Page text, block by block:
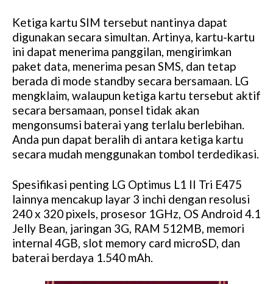
Ketiga kartu SIM tersebut nantinya dapat
digunakan secara simultan. Artinya, kartu-kartu
ini dapat menerima panggilan, mengirimkan
paket data, menerima pesan SMS, dan tetap
berada di mode standby secara bersamaan. LG
mengklaim, walaupun ketiga kartu tersebut aktif
secara bersamaan, ponsel tidak akan
mengonsumsi baterai yang terlalu berlebihan.
Anda pun dapat beralih di antara ketiga kartu
secara mudah menggunakan tombol terdedikasi.
Spesifikasi penting LG Optimus L1 II Tri E475
lainnya mencakup layar 3 inchi dengan resolusi
240 x 320 pixels, prosesor 1GHz, OS Android 4.1
Jelly Bean, jaringan 3G, RAM 512MB, memori
internal 4GB, slot memory card microSD, dan
baterai berdaya 1.540 mAh.